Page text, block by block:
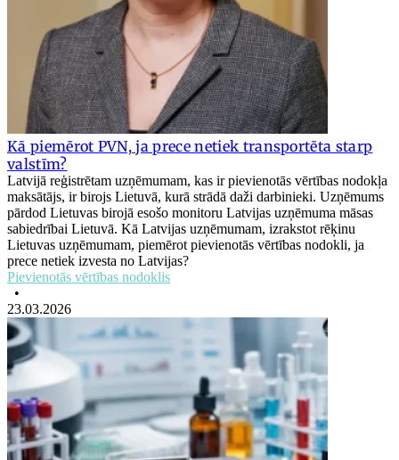
Kā piemērot PVN, ja prece netiek transportēta starp
valstīm?
Latvijā reģistrētam uzņēmumam, kas ir pievienotās vērtības nodokļa
maksātājs, ir birojs Lietuvā, kurā strādā daži darbinieki. Uzņēmums
pārdod Lietuvas birojā esošo monitoru Latvijas uzņēmuma māsas
sabiedrībai Lietuvā. Kā Latvijas uzņēmumam, izrakstot rēķinu
Lietuvas uzņēmumam, piemērot pievienotās vērtības nodokli, ja
prece netiek izvesta no Latvijas?
Pievienotās vērtības nodoklis
•
23.03.2026